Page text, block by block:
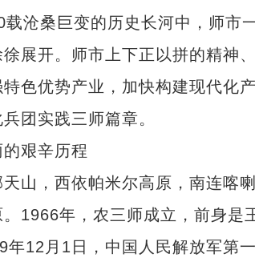
桑巨变的历史长河中，师市
展开。师市上下正以拼的精神
色优势产业，加快构建现代化
团实践三师篇章。
艰辛历程
，西依帕米尔高原，南连喀喇
1966年，农三师成立，前身是
月1日，中国人民解放军第一